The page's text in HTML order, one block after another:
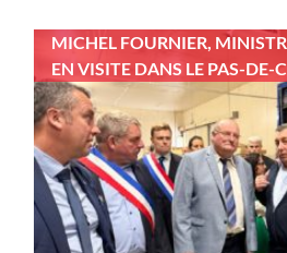
MICHEL FOURNIER,
EN VISITE DANS LE PAS-DE-